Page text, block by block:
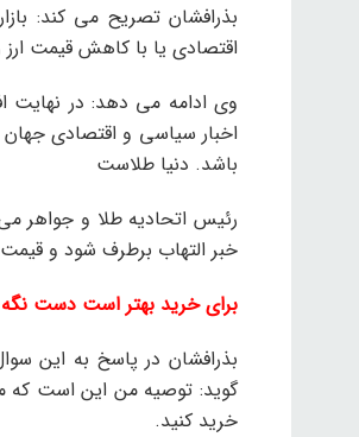
بذرافشان تصریح می کند:
اقتصادی یا با کاهش قیمت
وی ادامه می دهد: در نهایت
اخبار سیاسی و اقتصادی
باشد. دنیا طلاست
رئیس اتحادیه طلا و جواهر
خبر التهاب برطرف شود و
برای خرید بهتر است دست نگه
بذرافشان در پاسخ به این
گوید: توصیه من این است که
خرید کنید.